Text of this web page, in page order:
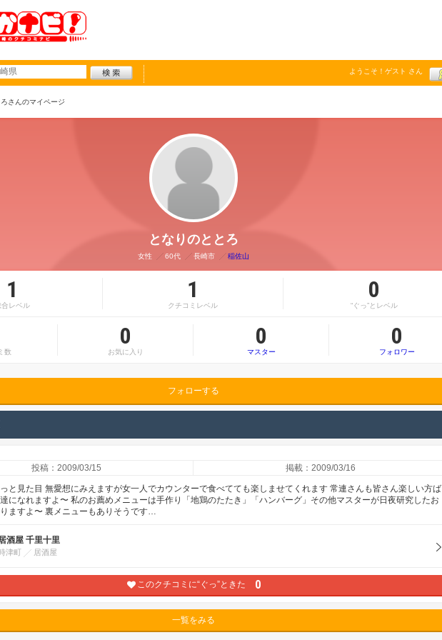
ようこそ！ ゲスト さん
さんのマイページ
となりのととろ
女性 60代 長崎市 稲佐山
1
合レベル
1
クチコミレベル
0
“ぐっ”とレベル
数
0
お気に入り
0
マスター
0
フォロワー
フォローする
投稿：2009/03/15 掲載：2009/03/16
と見た目 無愛想にみえますが女一人でカウンターで食べてても楽しませてくれます 常連さんも皆さん楽しい方ば
になれますよ〜 私のお薦めメニューは手作り「地鶏のたたき」「ハンバーグ」その他マスターが日夜研究したお
ますよ〜 裏メニューもありそうです…
酒屋 千里十里
津町 居酒屋
このクチコミに“ぐっ”ときた 0
一覧をみる